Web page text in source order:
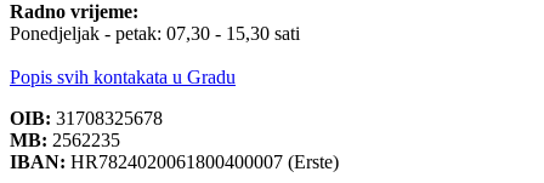
Radno vrijeme:
Ponedjeljak - petak: 07,30 - 15,30 sati
Popis svih kontakata u Gradu
OIB: 31708325678
MB: 2562235
IBAN: HR7824020061800400007 (Erste)